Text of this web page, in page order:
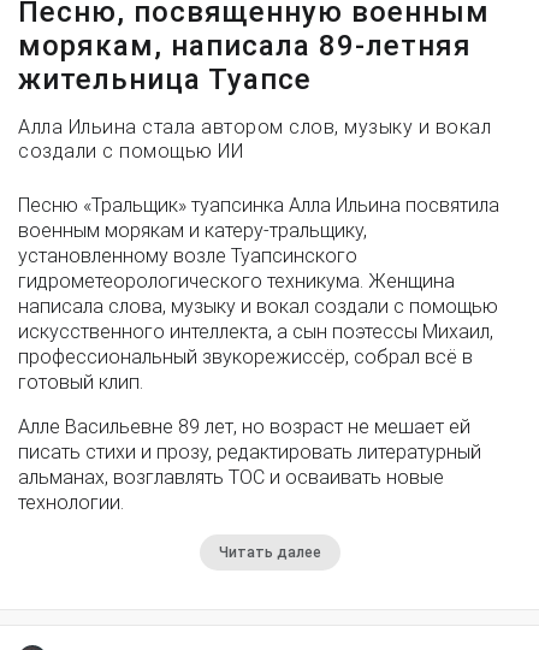
Песню, посвященную военным
морякам, написала 89-летняя
жительница Туапсе
Алла Ильина стала автором слов, музыку и вокал
создали с помощью ИИ
Песню «Тральщик» туапсинка Алла Ильина посвятила
военным морякам и катеру-тральщику,
установленному возле Туапсинского
гидрометеорологического техникума. Женщина
написала слова, музыку и вокал создали с помощью
искусственного интеллекта, а сын поэтессы Михаил,
профессиональный звукорежиссёр, собрал всё в
готовый клип.
Алле Васильевне 89 лет, но возраст не мешает ей
писать стихи и прозу, редактировать литературный
альманах, возглавлять ТОС и осваивать новые
технологии.
Читать далее